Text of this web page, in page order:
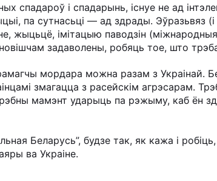
спадароў і спадарынь, існуе не ад
па сутнасьці — ад здрады. Эўразьвяз
жыцьцё, імітацыю паводзін (міжнародныя
задаволены, робяць тое, што
мордара можна разам з Украінай.
змагацца з расейскім агрэсарам.
мамэнт ударыць па рэжыму, каб ён
Беларусь”, будзе так, як кажа і
ва Украіне.